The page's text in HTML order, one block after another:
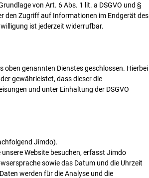
von Art. 6 Abs. 1 lit. a DSGVO und §
den Zugriff auf Informationen im Endgerät des
ist jederzeit widerrufbar.
genannten Dienstes geschlossen. Hierbei
gewährleistet, dass dieser die
und unter Einhaltung der DSGVO
Jimdo).
Website besuchen, erfasst Jimdo
sowie das Datum und die Uhrzeit
werden für die Analyse und die